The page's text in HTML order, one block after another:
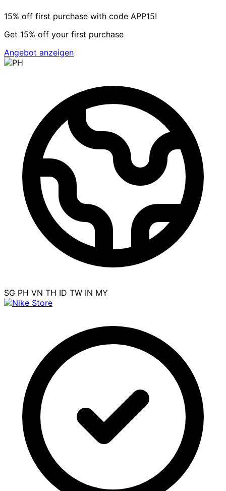
15% off first purchase with code APP15!
Get 15% off your first purchase
Angebot anzeigen
SG PH VN TH ID TW IN MY